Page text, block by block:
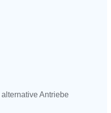
Antriebe